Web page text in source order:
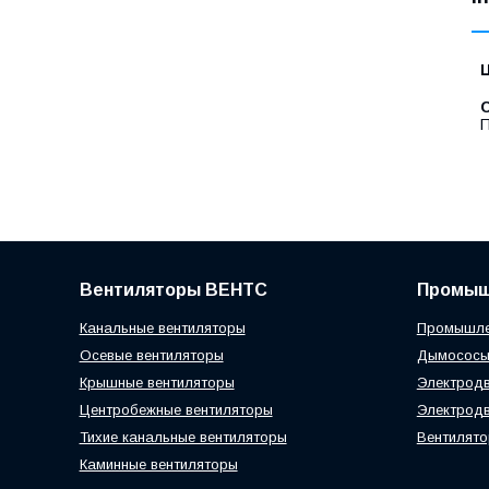
Вентиляторы ВЕНТС
Канальные вентиляторы
Осевые вентиляторы
Крышные вентиляторы
Центробежные вентиляторы
Тихие канальные вентиляторы
Каминные вентиляторы
Дымососы